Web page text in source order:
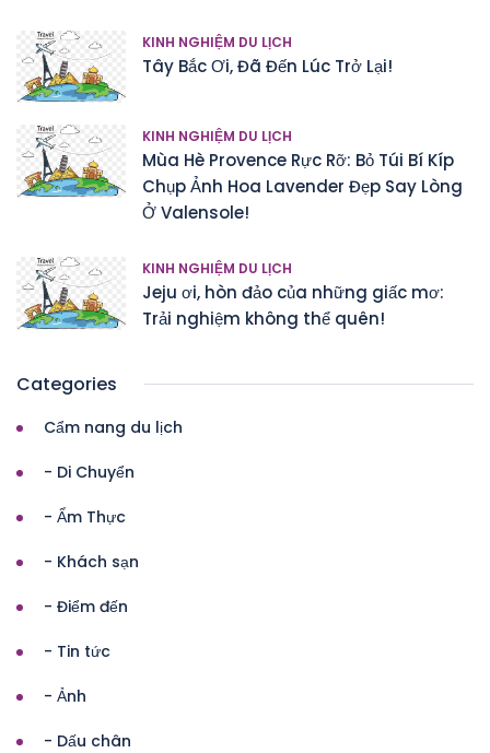
KINH NGHIỆM DU LỊCH
Tây Bắc Ơi, Đã Đến Lúc Trở Lại!
KINH NGHIỆM DU LỊCH
Mùa Hè Provence Rực Rỡ: Bỏ Túi Bí Kíp
Chụp Ảnh Hoa Lavender Đẹp Say Lòng
Ở Valensole!
KINH NGHIỆM DU LỊCH
Jeju ơi, hòn đảo của những giấc mơ:
Trải nghiệm không thể quên!
Categories
Cẩm nang du lịch
- Di Chuyển
- Ẩm Thực
- Khách sạn
- Điểm đến
- Tin tức
- Ảnh
- Dấu chân